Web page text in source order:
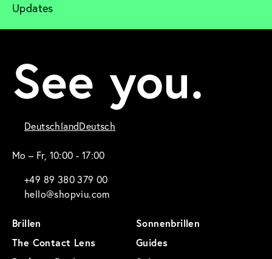
Updates
See you.
DeutschlandDeutsch
Mo – Fr, 10:00 - 17:00
+49 89 380 379 00
hello@shopviu.com
Brillen
Sonnenbrillen
The Contact Lens
Guides